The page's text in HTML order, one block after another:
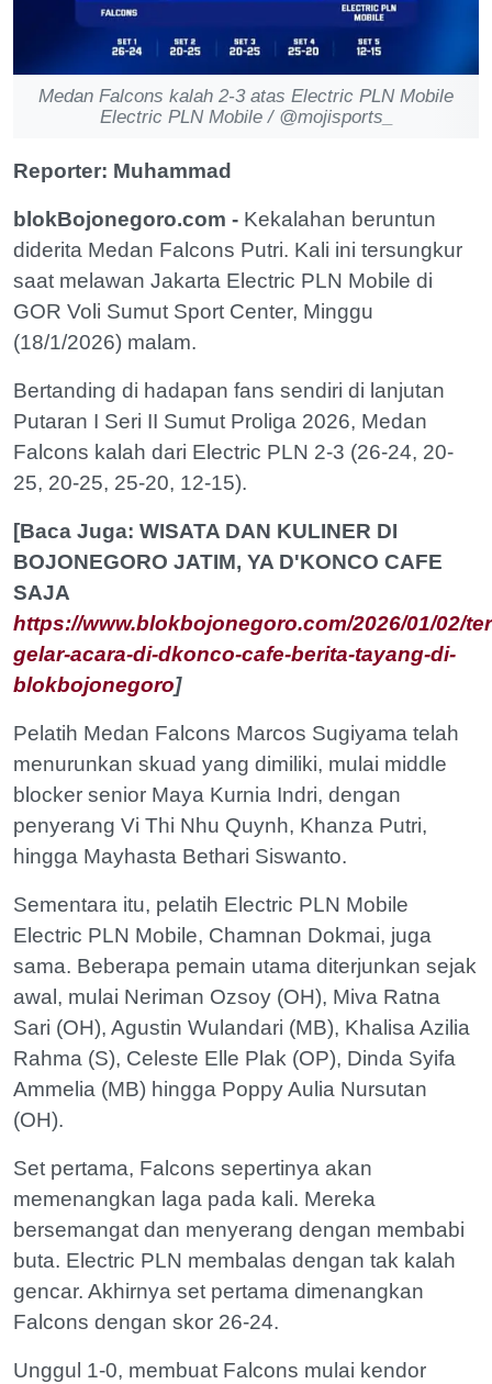
Medan Falcons kalah 2-3 atas Electric PLN Mobile
Electric PLN Mobile / @mojisports_
Reporter: Muhammad
blokBojonegoro.com - Kekalahan beruntun
diderita Medan Falcons Putri. Kali ini tersungkur
saat melawan Jakarta Electric PLN Mobile di
GOR Voli Sumut Sport Center, Minggu
(18/1/2026) malam.
Bertanding di hadapan fans sendiri di lanjutan
Putaran I Seri II Sumut Proliga 2026, Medan
Falcons kalah dari Electric PLN 2-3 (26-24, 20-
25, 20-25, 25-20, 12-15).
[Baca Juga: WISATA DAN KULINER DI
BOJONEGORO JATIM, YA D'KONCO CAFE
SAJA
https://www.blokbojonegoro.com/2026/01/02/
gelar-acara-di-dkonco-cafe-berita-tayang-di-
blokbojonegoro]
Pelatih Medan Falcons Marcos Sugiyama telah
menurunkan skuad yang dimiliki, mulai middle
blocker senior Maya Kurnia Indri, dengan
penyerang Vi Thi Nhu Quynh, Khanza Putri,
hingga Mayhasta Bethari Siswanto.
Sementara itu, pelatih Electric PLN Mobile
Electric PLN Mobile, Chamnan Dokmai, juga
sama. Beberapa pemain utama diterjunkan sejak
awal, mulai Neriman Ozsoy (OH), Miva Ratna
Sari (OH), Agustin Wulandari (MB), Khalisa Azilia
Rahma (S), Celeste Elle Plak (OP), Dinda Syifa
Ammelia (MB) hingga Poppy Aulia Nursutan
(OH).
Set pertama, Falcons sepertinya akan
memenangkan laga pada kali. Mereka
bersemangat dan menyerang dengan membabi
buta. Electric PLN membalas dengan tak kalah
gencar. Akhirnya set pertama dimenangkan
Falcons dengan skor 26-24.
Unggul 1-0, membuat Falcons mulai kendor